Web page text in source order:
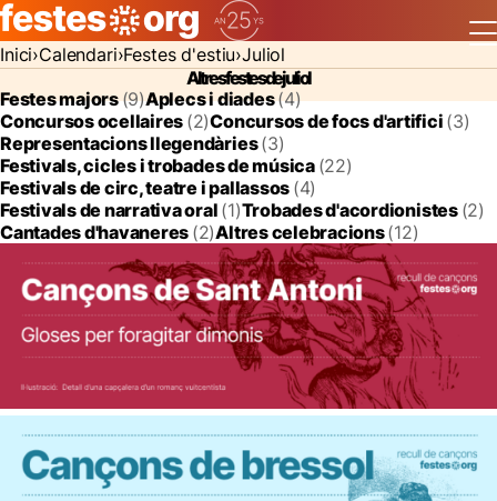
Inici Calendari Festes d'estiu Juliol
Altres festes de juliol
Festes majors(9)Aplecs i diades(4)
Concursos ocellaires (2)Concursos de focs d'artifici (3)
Representacions llegendàries(3)
Festivals, cicles i trobades de música (22)
Festivals de circ, teatre i pallassos (4)
Festivals de narrativa oral (1)Trobades d'acordionistes (2)
Cantades d'havaneres (2)Altres celebracions(12)